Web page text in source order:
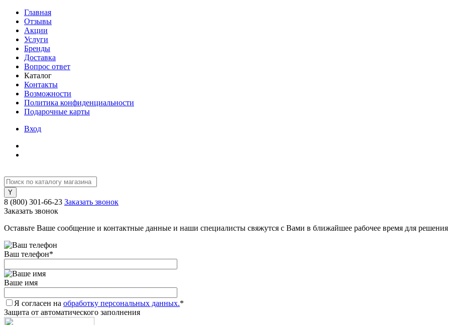
Главная
Отзывы
Акции
Услуги
Бренды
Доставка
Вопрос ответ
Каталог
Контакты
Возможности
Политика конфиденциальности
Подарочные карты
Вход
8 (800) 301-66-23 Заказать звонок
Заказать звонок
Оставьте Ваше сообщение и контактные данные и наши специалисты свяжутся с Вами в ближайшее рабочее время для
Ваш телефон*
Ваше имя
Я согласен на обработку персональных данных.*
Защита от автоматического заполнения